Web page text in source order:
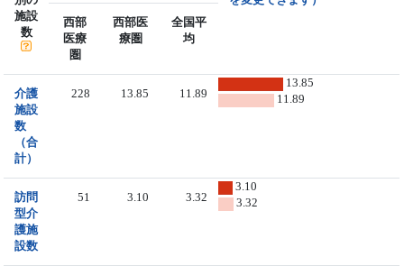
施設
数
西部
医療
圏
西部医
療圏
全国平
均
介護
施設
数
（合
計）
228 13.85 11.89
13.85
11.89
訪問
型介
護施
設数
51 3.10 3.32
3.10
3.32